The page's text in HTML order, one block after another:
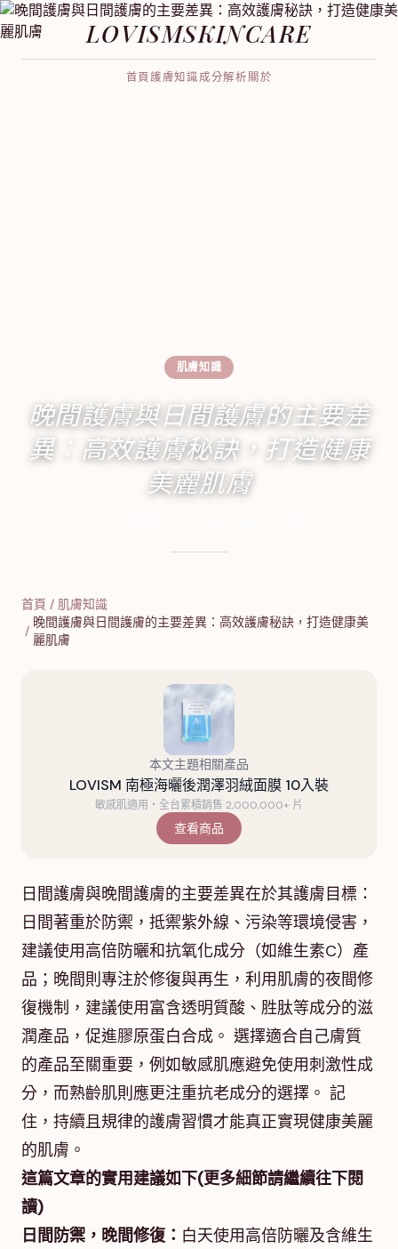
LOVISMSKINCARE
首頁護膚知識成分解析關於
肌膚知識
晚間護膚與日間護膚的主要差
異：高效護膚秘訣，打造健康
美麗肌膚
首頁 / 肌膚知識
/
晚間護膚與日間護膚的主要差異：高效護膚秘訣，打造健康美
麗肌膚
本文主題相關產品
LOVISM 南極海曬後潤澤羽絨面膜 10入裝
敏感肌適用・全台累積銷售 2,000,000+ 片
查看商品
日間護膚與晚間護膚的主要差異在於其護膚目標：
日間著重於防禦，抵禦紫外線、污染等環境侵害，
建議使用高倍防曬和抗氧化成分（如維生素C）產
品；晚間則專注於修復與再生，利用肌膚的夜間修
復機制，建議使用富含透明質酸、胜肽等成分的滋
潤產品，促進膠原蛋白合成。 選擇適合自己膚質
的產品至關重要，例如敏感肌應避免使用刺激性成
分，而熟齡肌則應更注重抗老成分的選擇。 記
住，持續且規律的護膚習慣才能真正實現健康美麗
的肌膚。
這篇文章的實用建議如下(更多細節請繼續往下閱
讀)
日間防禦，晚間修復： 白天使用高倍防曬及含維生